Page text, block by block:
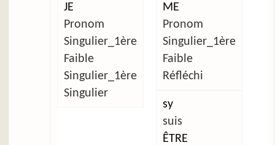
JE
Pronom
Singulier_1ère
Faible
Singulier_1ère
Singulier
ME
Pronom
Singulier_1ère
Faible
Réfléchi
sy
suis
ÊTRE